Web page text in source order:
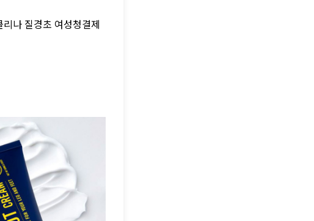
나 질경초 여성청결제